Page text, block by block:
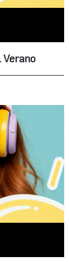
Verano